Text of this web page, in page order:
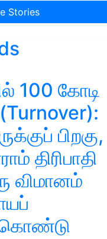
Stories
100 கோடி
பிறகு,
திரிபாதி
விமானம்
கொண்டு